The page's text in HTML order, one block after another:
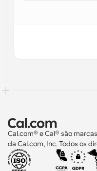
Agendamento
Automatizar
Links de Grupo
Agende reuniões
Webhooks
Receba
Cal.com® e Cal® são
da Cal.com, Inc. Todos os